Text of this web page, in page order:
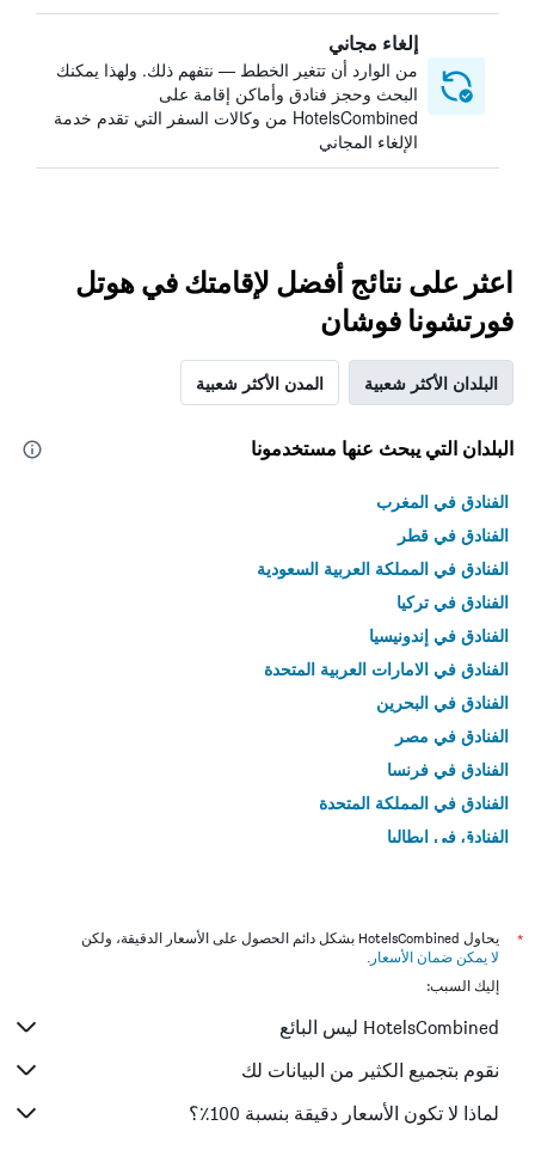
إلغاء مجاني
من الوارد أن تتغير الخطط — نتفهم ذلك. ولهذا يمكنك
البحث وحجز فنادق وأماكن إقامة على
HotelsCombined من وكالات السفر التي تقدم خدمة
الإلغاء المجاني
اعثر على نتائج أفضل لإقامتك في هوتل
فورتشونا فوشان
البلدان الأكثر شعبية المدن الأكثر شعبية
البلدان التي يبحث عنها مستخدمونا
الفنادق في المغرب
الفنادق في قطر
الفنادق في المملكة العربية السعودية
الفنادق في تركيا
الفنادق في إندونيسيا
الفنادق في الامارات العربية المتحدة
الفنادق في البحرين
الفنادق في مصر
الفنادق في فرنسا
الفنادق في المملكة المتحدة
الفنادق في إيطاليا
*
يحاول HotelsCombined بشكل دائم الحصول على الأسعار الدقيقة، ولكن
لا يمكن ضمان الأسعار .
إليك السبب:
HotelsCombined ليس البائع
نقوم بتجميع الكثير من البيانات لك
لماذا لا تكون الأسعار دقيقة بنسبة 100٪؟